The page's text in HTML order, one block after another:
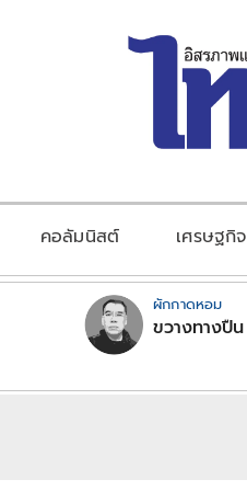
คอลัมนิสต์ เศรษฐกิจ
ผักกาดหอม
ขวางทางปืน